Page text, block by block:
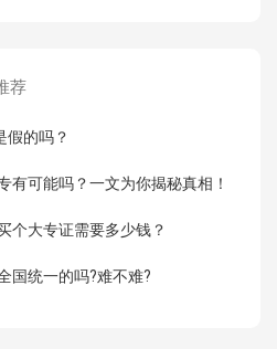
荐
假的吗？
有可能吗？一文为你揭秘真相！
个大专证需要多少钱？
国统一的吗?难不难?